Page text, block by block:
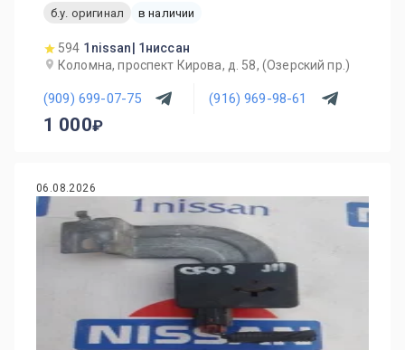
б.у. оригинал
в наличии
594 1nissan| 1ниссан
Коломна, проспект Кирова, д. 58, (Озерский пр.)
(909) 699-07-75 (916) 969-98-61
1 000
06.08.2026